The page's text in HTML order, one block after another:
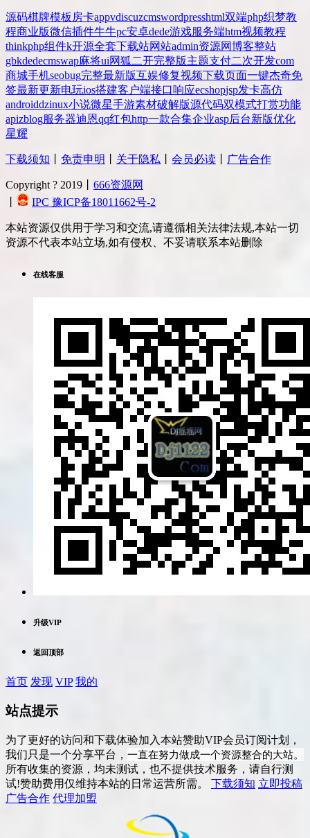
源码棋牌模板 房卡appvdiscuzcmswordpresshtml双端php织梦教
程商业版微信插件牛牛pc安卓dede游戏服务端htm视频教程
thinkphp组件k开源全套下载站网站admin资源网博客整站
gbkdedecmswap麻将ui网狐 二开完整版主题支付二次开发com
商城手机seobug完整最新版互娱修复视频下载页面一键杰奇免
签最新更新电玩ios搭建客户端接口响应ecshopjsp发卡高仿
androiddzinux小说微星手游素材破解版源代码双模式打赏功能
apizblog服务器迪恩qq红包http一款合集企业asp后台新版优化
星耀
下载须知 免责申明 关于隐私 会员必读 广告合作
Copyright ? 2019丨 666资源网
IPC 豫ICP备18011662号-2
本站资源仅供用于学习和交流,请遵循相关法律法规,本站一切
资源不代表本站立场,如有侵权、不妥请联系本站删除
在线客服
升级VIP
返回顶部
首页 发现 VIP 我的
站点提示
为了更好的访问和下载体验加入本站赞助VIP会员订阅计划，
我们只是一个分享平台， 一直在努力做成一个资源整合的大站。
所有收集的资源，均未测试，也不提供技术服务，请自行测
试!赞助费用仅维持本站的日常运营所需。 下载须知 立即投稿
广告合作 代理加盟